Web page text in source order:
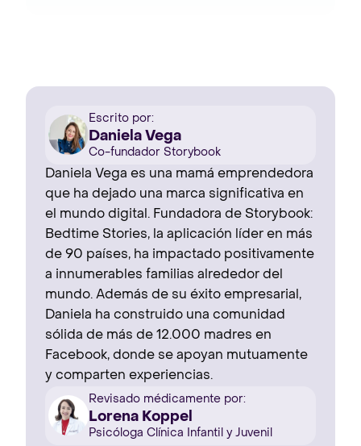
Escrito por:
Daniela Vega
Co-fundador Storybook
Daniela Vega es una mamá emprendedora
que ha dejado una marca significativa en
el mundo digital. Fundadora de Storybook:
Bedtime Stories, la aplicación líder en más
de 90 países, ha impactado positivamente
a innumerables familias alrededor del
mundo. Además de su éxito empresarial,
Daniela ha construido una comunidad
sólida de más de 12.000 madres en
Facebook, donde se apoyan mutuamente
y comparten experiencias.
Revisado médicamente por:
Lorena Koppel
Psicóloga Clínica Infantil y Juvenil